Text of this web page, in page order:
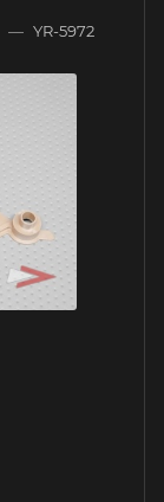
— YR-5972